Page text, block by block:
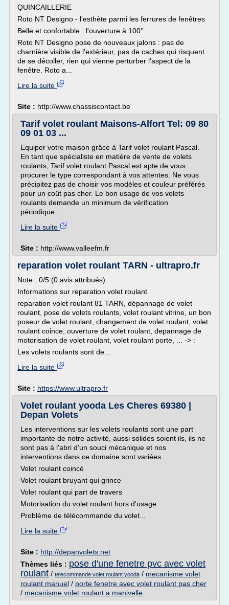
QUINCAILLERIE
Roto NT Designo - l'esthète parmi les ferrures de fenêtres
Belle et confortable : l'ouverture à 100°
Roto NT Designo pose de nouveaux jalons : pas de
charnière visible de l'extérieur, pas de caches qui risquent
de se décoller, rien qui vienne perturber l'aspect de la
fenêtre. Roto a...
Lire la suite
Site : http://www.chassiscontact.be
Tarif volet roulant Maisons-Alfort Tel: 09 80
09 01 03 ...
Equiper votre maison grâce à Tarif volet roulant Pascal.
En tant que spécialiste en matière de vente de volets
roulants, Tarif volet roulant Pascal est apte de vous
procurer le type correspondant à vos attentes. Ne vous
précipitez pas de choisir vos modèles et couleur préférés
pour un coût pas cher. Le bon usage de vos volets
roulants demande un minimum de vérification
périodique....
Lire la suite
Site : http://www.valleefm.fr
reparation volet roulant TARN - ultrapro.fr
Note : 0/5 (0 avis attribués)
Informations sur reparation volet roulant
reparation volet roulant 81 TARN, dépannage de volet
roulant, pose de volets roulants, volet roulant vitrine, un bon
poseur de volet roulant, changement de volet roulant, volet
roulant coince, ouverture de volet roulant, depannage de
motorisation de volet roulant, volet roulant porte, ... -> :
Les volets roulants sont de...
Lire la suite
Site : https://www.ultrapro.fr
Volet roulant yooda Les Cheres 69380 |
Depan Volets
Les interventions sur les volets roulants sont une part
importante de notre activité, aussi solides soient ils, ils ne
sont pas à l'abri d'un souci mécanique et nos
interventions dans ce domaine sont variées.
Volet roulant coincé
Volet roulant bruyant qui grince
Volet roulant qui part de travers
Motorisation du volet roulant hors d'usage
Problème de télécommande du volet...
Lire la suite
Site : http://depanvolets.net
Thèmes liés : pose d'une fenetre pvc avec volet
roulant / telecommande volet roulant yooda / mecanisme volet
roulant manuel / porte fenetre avec volet roulant pas cher
/ mecanisme volet roulant a manivelle